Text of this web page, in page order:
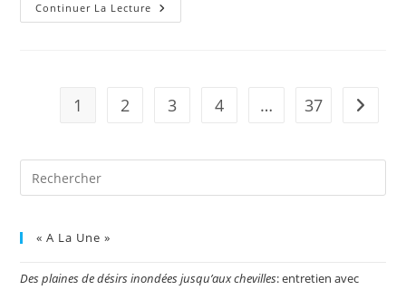
Continuer La Lecture
1 2 3 4 … 37
« A La Une »
Des plaines de désirs inondées jusqu’aux chevilles: entretien avec